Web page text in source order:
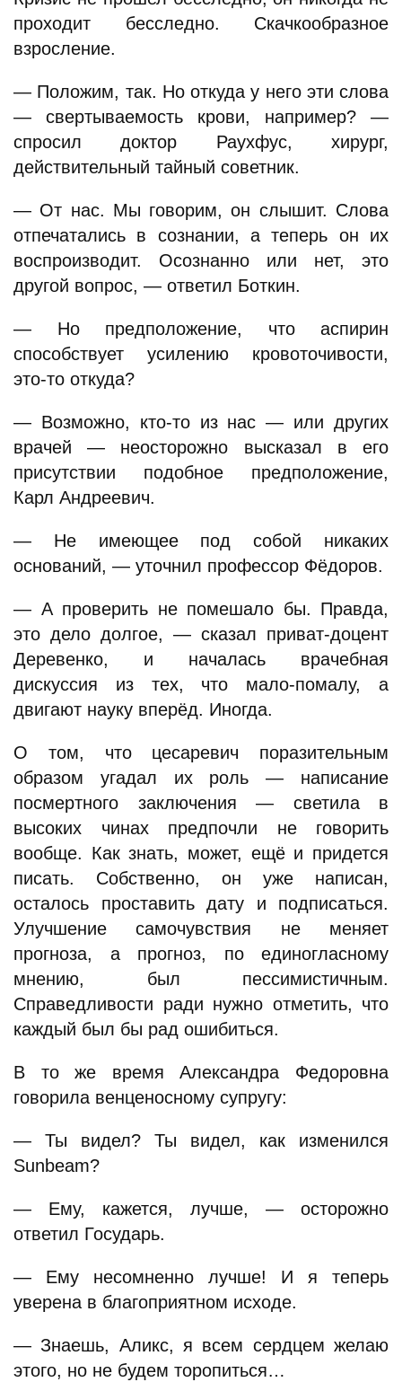
проходит бесследно. Скачкообразное
взросление.
— Положим, так. Но откуда у него эти слова
— свертываемость крови, например? —
спросил доктор Раухфус, хирург,
действительный тайный советник.
— От нас. Мы говорим, он слышит. Слова
отпечатались в сознании, а теперь он их
воспроизводит. Осознанно или нет, это
другой вопрос, — ответил Боткин.
— Но предположение, что аспирин
способствует усилению кровоточивости,
это-то откуда?
— Возможно, кто-то из нас — или других
врачей — неосторожно высказал в его
присутствии подобное предположение,
Карл Андреевич.
— Не имеющее под собой никаких
оснований, — уточнил профессор Фёдоров.
— А проверить не помешало бы. Правда,
это дело долгое, — сказал приват-доцент
Деревенко, и началась врачебная
дискуссия из тех, что мало-помалу, а
двигают науку вперёд. Иногда.
О том, что цесаревич поразительным
образом угадал их роль — написание
посмертного заключения — светила в
высоких чинах предпочли не говорить
вообще. Как знать, может, ещё и придется
писать. Собственно, он уже написан,
осталось проставить дату и подписаться.
Улучшение самочувствия не меняет
прогноза, а прогноз, по единогласному
мнению, был пессимистичным.
Справедливости ради нужно отметить, что
каждый был бы рад ошибиться.
В то же время Александра Федоровна
говорила венценосному супругу:
— Ты видел? Ты видел, как изменился
Sunbeam?
— Ему, кажется, лучше, — осторожно
ответил Государь.
— Ему несомненно лучше! И я теперь
уверена в благоприятном исходе.
— Знаешь, Аликс, я всем сердцем желаю
этого, но не будем торопиться…